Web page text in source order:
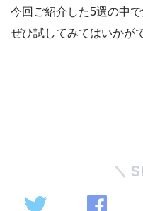
今回ご紹介した5選の中
ぜひ試してみてはいかが